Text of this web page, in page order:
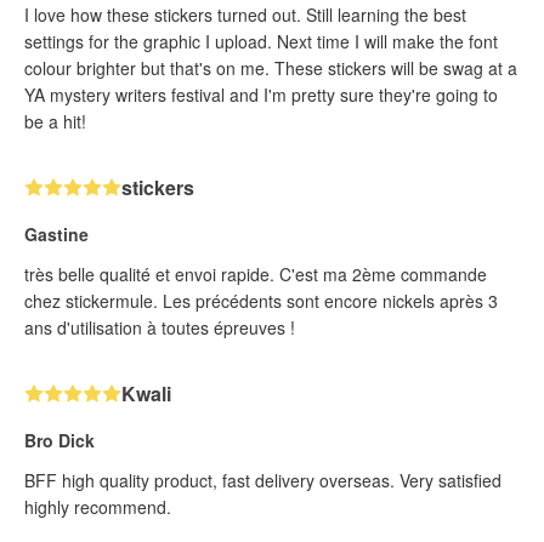
I love how these stickers turned out. Still learning the best
settings for the graphic I upload. Next time I will make the font
colour brighter but that's on me. These stickers will be swag at a
YA mystery writers festival and I'm pretty sure they're going to
be a hit!
stickers
Gastine
très belle qualité et envoi rapide. C'est ma 2ème commande
chez stickermule. Les précédents sont encore nickels après 3
ans d'utilisation à toutes épreuves !
Kwali
Bro Dick
BFF high quality product, fast delivery overseas. Very satisfied
highly recommend.